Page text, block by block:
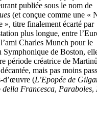
publiée sous le nom de
(et conçue comme une «
», titre finalement écarté par
plus longue, entre
Charles Munch pour le
Symphonique de Boston,
période créatrice de
mais pas moins
(L’Epopée de
della Francesca, Paraboles,